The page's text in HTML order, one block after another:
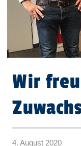
Wir
4. August 2020